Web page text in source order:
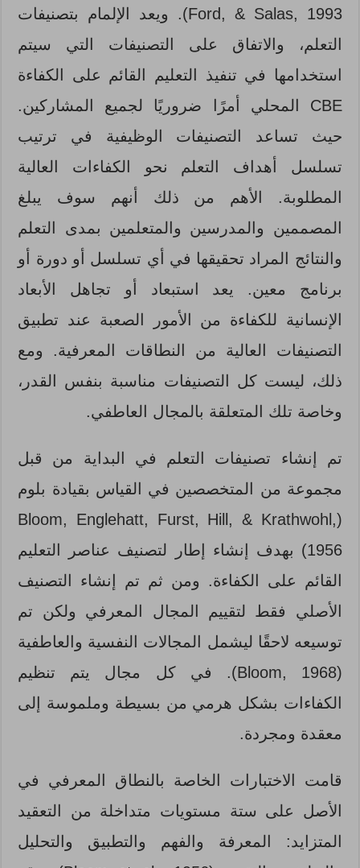
Ford, & Salas, 1993). ويعد الإلمام بتصنيفات
التعلم، والاتفاق على التصنيفات التي سيتم
استخدامها في تنفيذ التعليم القائم على الكفاءة
CBE المحلي أمرًا ضروريًا لجميع المشاركين.
حيث تساعد التصنيفات الوظيفية في ترتيب
تسلسل أهداف التعلم نحو الكفاءات العالية
المطلوبة. الأهم من ذلك أنهم سوف يبلغ
المصممين والمدرسين والمتعلمين بمدى التعلم
والنتائج المراد تحقيقها في أي تسلسل أو دورة أو
برنامج معين. يعد استبعاد أو تجاهل الأبعاد
الإنسانية للكفاءة من الأمور الصعبة عند تطبيق
التصنيفات العالية من النطاقات المعرفية. ومع
ذلك، ليست كل التصنيفات مناسبة بنفس القدر،
وخاصة تلك المتعلقة بالمجال العاطفي.
تم إنشاء تصنيفات التعلم في البداية من قبل
مجموعة من المتخصصين في القياس بقيادة بلوم
(Bloom, Englehatt, Furst, Hill, & Krathwohl,
1956) بهدف إنشاء إطار لتصنيف عناصر التعليم
القائم على الكفاءة. ومن ثم تم إنشاء التصنيف
الأصلي فقط لتقييم المجال المعرفي ولكن تم
توسيعه لاحقًا ليشمل المجالات النفسية والعاطفية
(Bloom, 1968). في كل مجال يتم تنظيم
الكفاءات بشكل هرمي من بسيطة وملموسة إلى
معقدة ومجردة.
قامت الاختبارات الخاصة بالنطاق المعرفي في
الأصل على ستة مستويات متداخلة من التعقيد
المتزايد: المعرفة والفهم والتطبيق والتحليل